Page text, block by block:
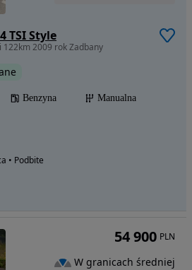
TSI Style
122km 2009 rok Zadbany
Benzyna
Manualna
• Podbite
54 900 PLN
W granicach średniej